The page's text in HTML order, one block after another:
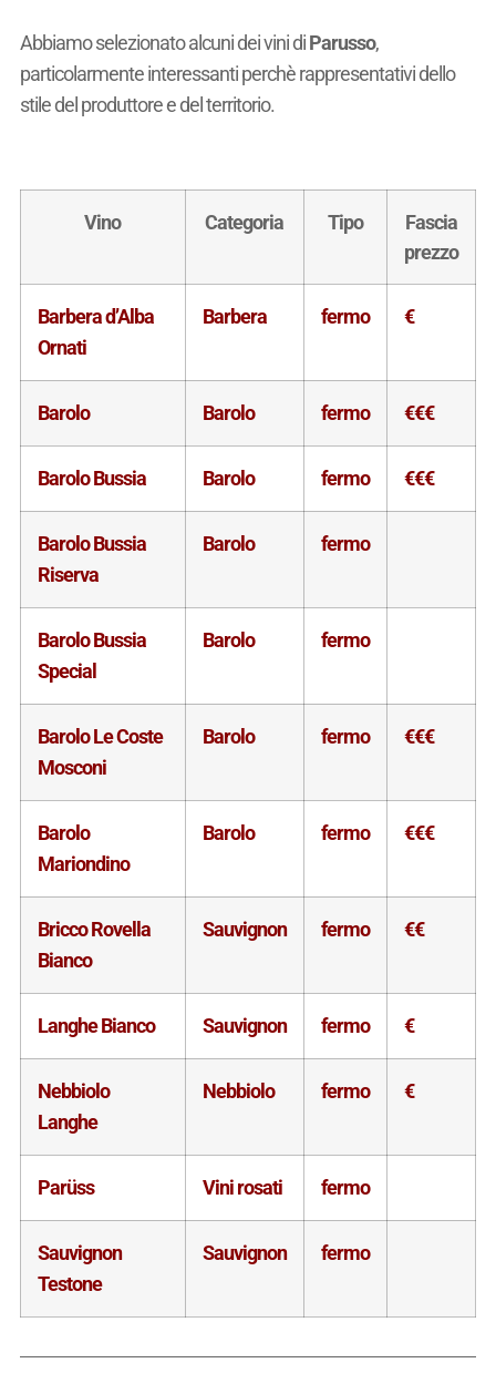
Abbiamo selezionato alcuni dei vini diParusso,
particolarmente interessanti perchè rappresentativi dello
stile del produttore e del territorio.
Vino Categoria Tipo
Fascia
prezzo
Barbera d’Alba
Ornati
Barbera fermo €
Barolo Barolo fermo €€€
Barolo Bussia Barolo fermo €€€
Barolo Bussia
Riserva
Barolo fermo
Barolo Bussia
Special
Barolo fermo
Barolo Le Coste
Mosconi
Barolo fermo €€€
Barolo
Mariondino
Barolo fermo €€€
Bricco Rovella
Bianco
Sauvignon fermo €€
Langhe Bianco Sauvignon fermo €
Nebbiolo
Langhe
Nebbiolo fermo €
Parüss Vini rosati fermo
Sauvignon
Testone
Sauvignon fermo